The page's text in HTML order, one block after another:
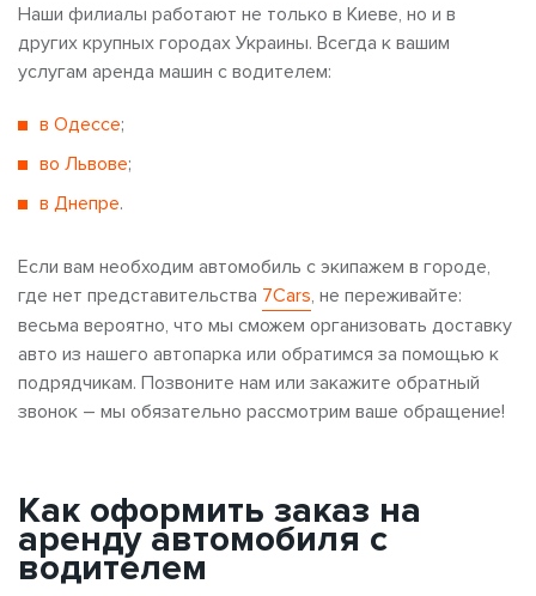
Наши филиалы работают не только в Киеве, но и в
других крупных городах Украины. Всегда к вашим
услугам аренда машин с водителем:
в Одессе;
во Львове;
в Днепре.
Если вам необходим автомобиль с экипажем в городе,
где нет представительства 7Cars, не переживайте:
весьма вероятно, что мы сможем организовать доставку
авто из нашего автопарка или обратимся за помощью к
подрядчикам. Позвоните нам или закажите обратный
звонок – мы обязательно рассмотрим ваше обращение!
Как оформить заказ на
аренду автомобиля с
водителем